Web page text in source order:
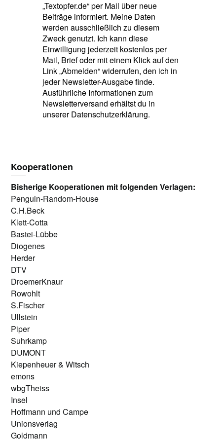
„Textopfer.de“ per Mail über neue
Beiträge informiert. Meine Daten
werden ausschließlich zu diesem
Zweck genutzt. Ich kann diese
Einwilligung jederzeit kostenlos per
Mail, Brief oder mit einem Klick auf den
Link „Abmelden“ widerrufen, den ich in
jeder Newsletter-Ausgabe finde.
Ausführliche Informationen zum
Newsletterversand erhältst du in
unserer Datenschutzerklärung.
Kooperationen
Bisherige Kooperationen mit folgenden Verlagen:
Penguin-Random-House
C.H.Beck
Klett-Cotta
Bastei-Lübbe
Diogenes
Herder
DTV
DroemerKnaur
Rowohlt
S.Fischer
Ullstein
Piper
Suhrkamp
DUMONT
Kiepenheuer & Witsch
emons
wbgTheiss
Insel
Hoffmann und Campe
Unionsverlag
Goldmann